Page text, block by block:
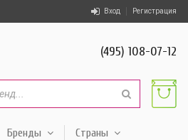
Вход Регистрация
(495) 108-07-12
Бренды Страны